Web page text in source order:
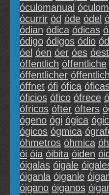
óculomanual
ócurrir ód óde ódel
ódian ódica ódicas
ódigo ódigos ódio
óel óen óer óes
óffentlich óffentliche
óffentlicher
óffnet ófi ófica
óficios ófico ófrece
ófricos ófter ófters
ógeno ógi ógica
ógicos ógmica
óhmetros óhmica
ói óia óibita óiden
óigalas óigale
óiganla óiganle
óigano óiganos